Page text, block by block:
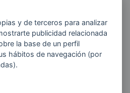
tu pedido
y de terceros para analizar
publicidad relacionada
la base de un perfil
hábitos de navegación (por